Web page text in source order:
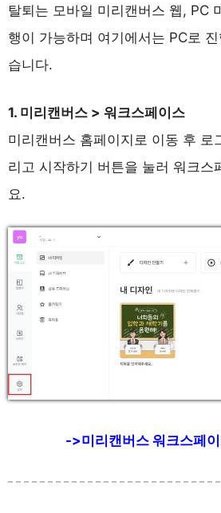
탈퇴는 모바일 미리캔버스 웹, PC
행이 가능하며 여기에서는 PC로
습니다.
1. 미리캔버스 > 워크스페이스
미리캔버스 홈페이지로 이동 후 로
리고 시작하기 버튼을 눌러 워크스
요.
->미리캔버스 워크스페이